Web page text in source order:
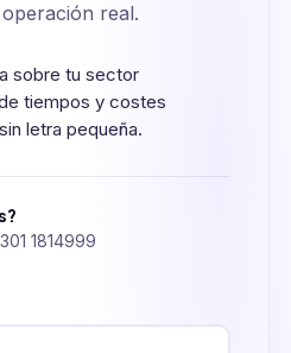
real.
sobre tu sector
tiempos y costes
letra pequeña.
1814999